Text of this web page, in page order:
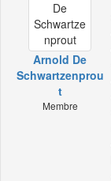
Arnold De
Schwartzenprou
t
Membre